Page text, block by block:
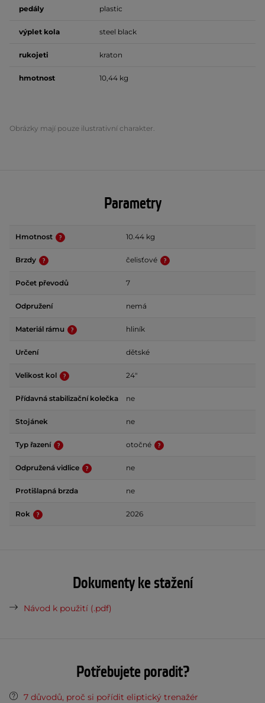
pedály plastic
výplet kola steel black
rukojeti kraton
hmotnost 10,44 kg
Obrázky mají pouze ilustrativní charakter.
Parametry
Hmotnost 10.44 kg
Brzdy čelisťové
Počet převodů 7
Odpružení nemá
Materiál rámu hliník
Určení dětské
Velikost kol 24"
Přídavná stabilizační kolečka ne
Stojánek ne
Typ řazení otočné
Odpružená vidlice ne
Protišlapná brzda ne
Rok 2026
Dokumenty ke stažení
Návod k použití (.pdf)
Potřebujete poradit?
7 důvodů, proč si pořídit eliptický trenažér